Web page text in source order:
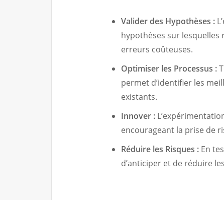
Valider des Hypothèses :
hypothèses sur
erreurs coûteuses.
Optimiser les Processus :
permet d’identifier les
existants.
Innover :
encourageant la prise de
Réduire les Risques : En
d’anticiper et de réduire